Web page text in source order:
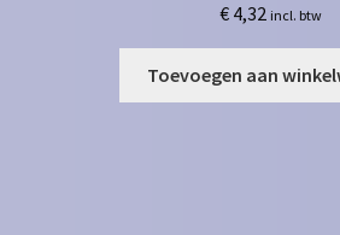
€4,32 incl. btw
Toevoegen aan